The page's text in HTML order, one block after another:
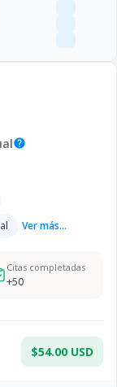
help
Ver más...
Citas completadas
+50
$54.00 USD